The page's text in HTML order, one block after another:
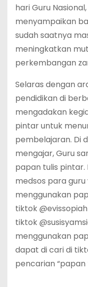
hari Guru
menyampaikan
sudah saatnya
meningkatkan
perkembangan
Selaras dengan
pendidikan di
mengadakan
pintar untuk
pembelajaran. Di
mengajar, Guru
papan tulis pintar.
medsos para
menggunakan
tiktok
tiktok
menggunakan
dapat di cari di
pencarian